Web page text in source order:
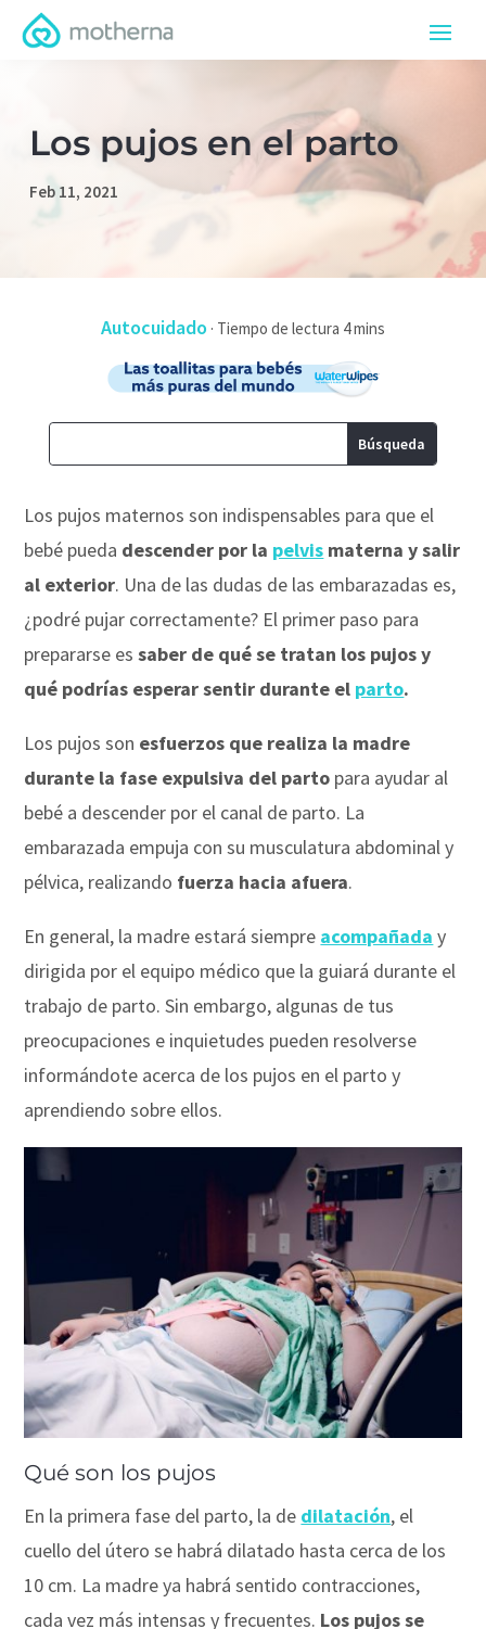
Los pujos en el parto
Feb 11, 2021
Autocuidado ·
Los pujos maternos son indispensables para que el
bebé pueda descender por la pelvis materna y salir
al exterior. Una de las dudas de las embarazadas es,
¿podré pujar correctamente? El primer paso para
prepararse es saber de qué se tratan los pujos y
qué podrías esperar sentir durante el parto.
Los pujos son esfuerzos que realiza la madre
durante la fase expulsiva del parto para ayudar al
bebé a descender por el canal de parto. La
embarazada empuja con su musculatura abdominal y
pélvica, realizando fuerza hacia afuera.
En general, la madre estará siempre acompañada y
dirigida por el equipo médico que la guiará durante el
trabajo de parto. Sin embargo, algunas de tus
preocupaciones e inquietudes pueden resolverse
informándote acerca de los pujos en el parto y
aprendiendo sobre ellos.
Qué son los pujos
En la primera fase del parto, la de dilatación, el
cuello del útero se habrá dilatado hasta cerca de los
10 cm. La madre ya habrá sentido contracciones,
cada vez más intensas y frecuentes. Los pujos se